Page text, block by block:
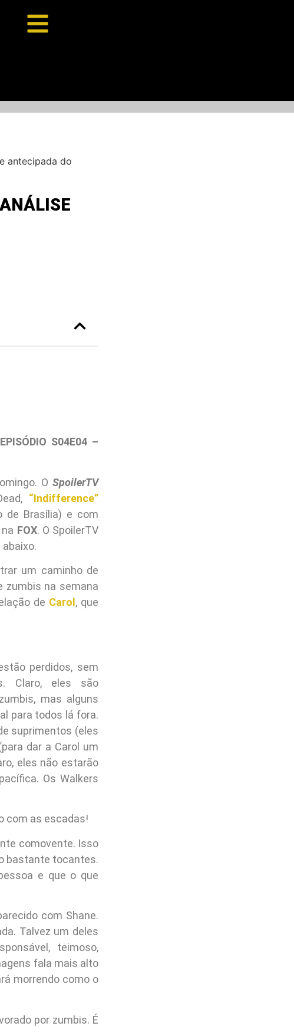
antecipada do
S04E04 –
OSpoilerTV
“Indifference”
de Brasília) e com
FOX. O SpoilerTV
um caminho de
zumbis na semana
de Carol , que
perdidos, sem
Claro, eles são
mas alguns
para todos lá fora.
suprimentos (eles
dar a Carol um
eles não estarão
Os Walkers
com as escadas!
comovente. Isso
bastante tocantes.
e que o que
com Shane.
Talvez um deles
teimoso,
fala mais alto
morrendo como o
por zumbis. É